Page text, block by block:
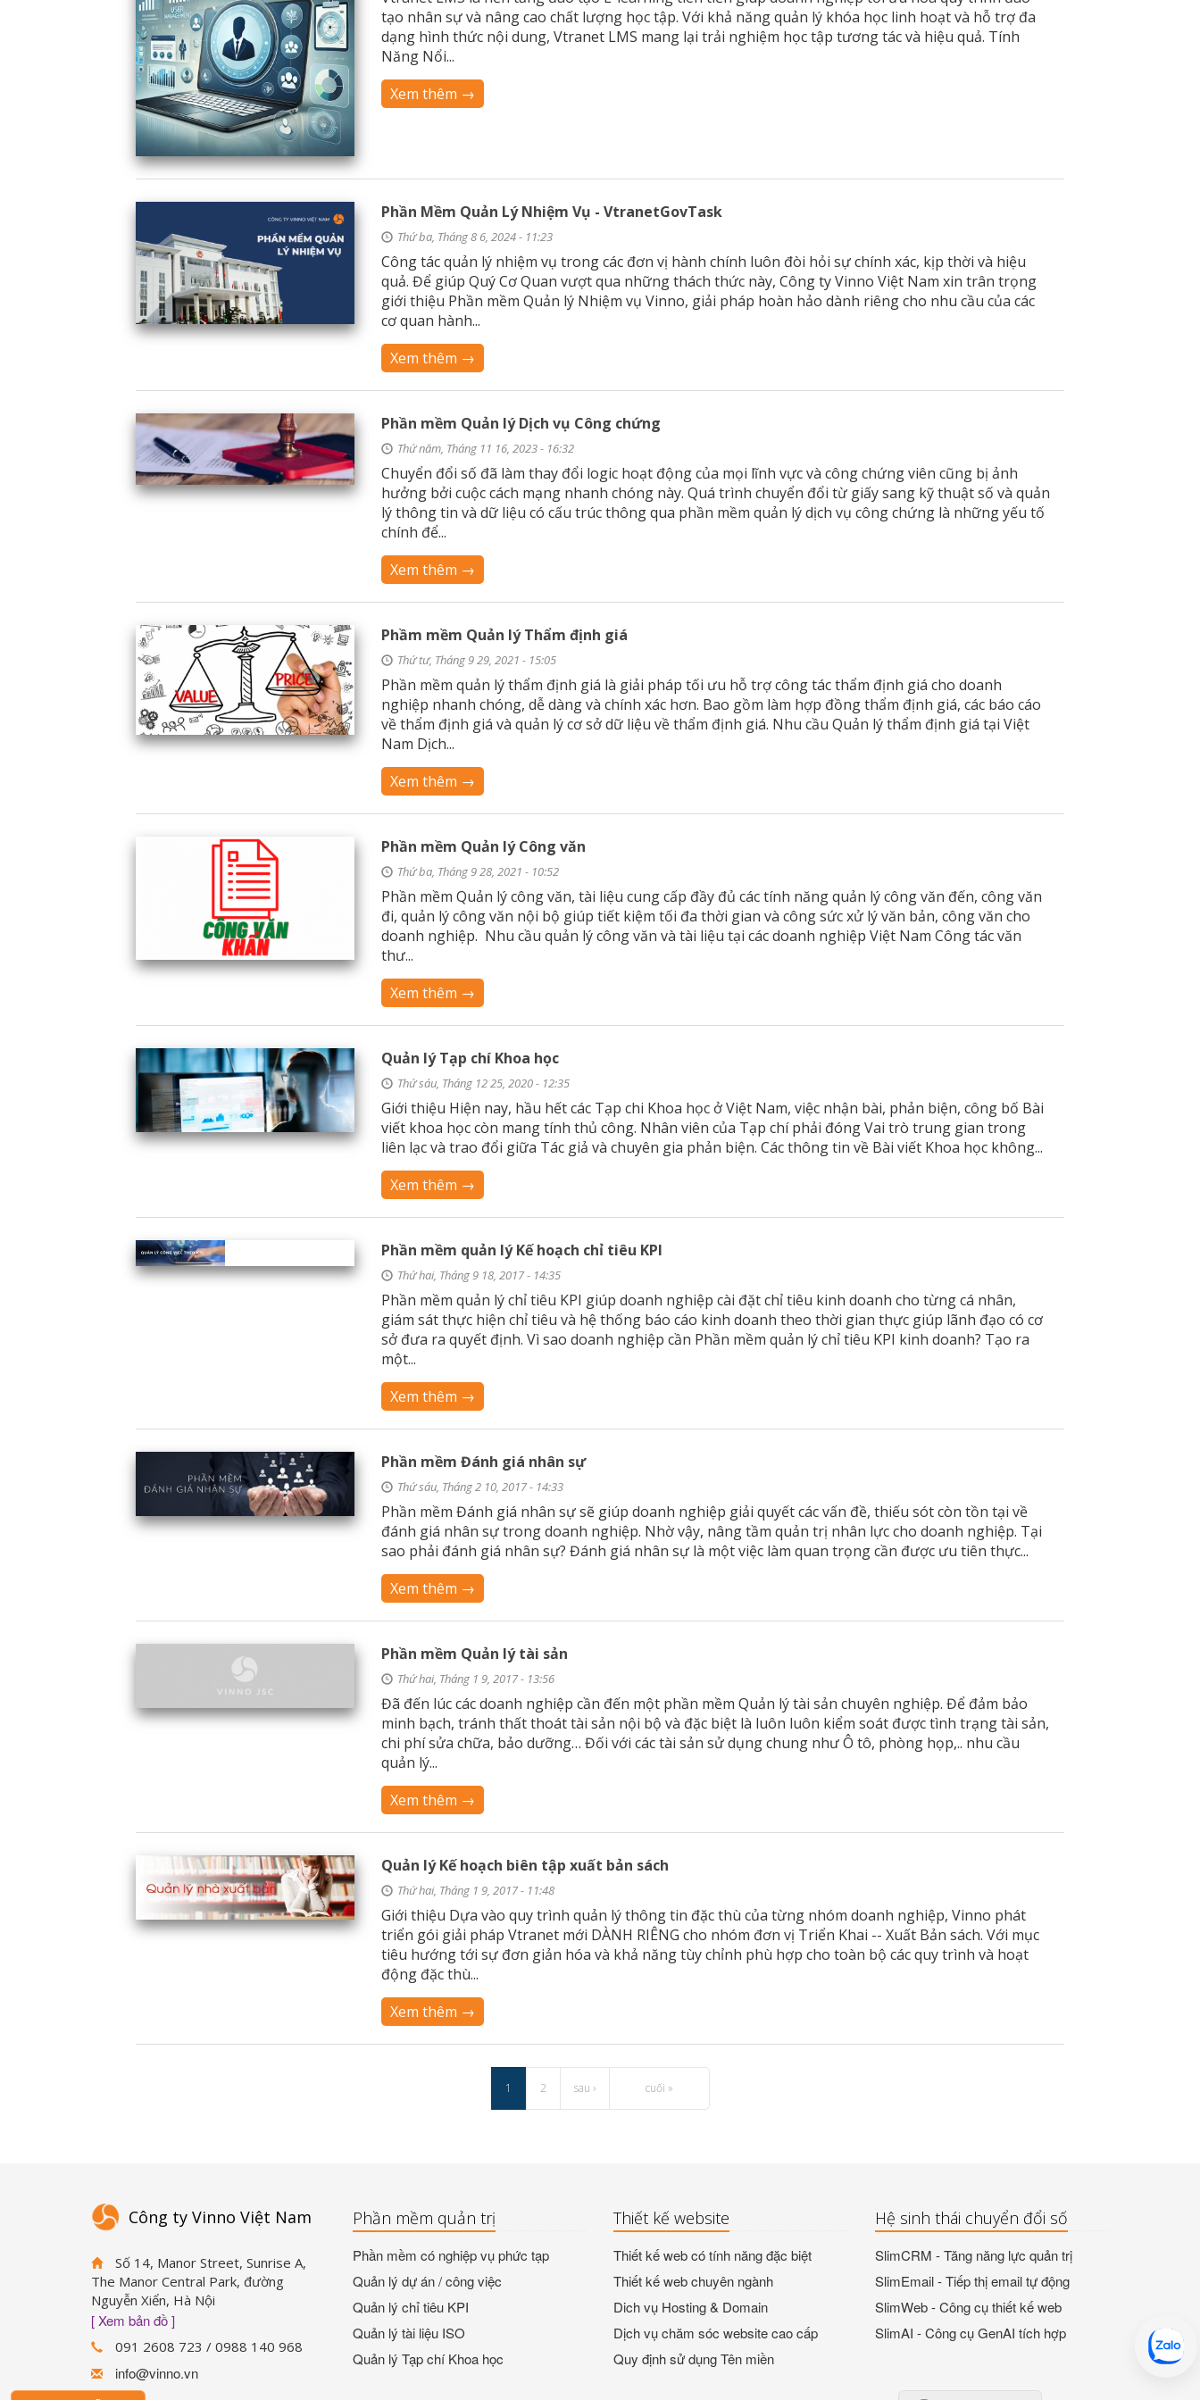
tạo nhân sự và nâng cao chất lượng học tập. Với khả năng quản lý khóa học linh hoạt và hỗ trợ đa
dạng hình thức nội dung, Vtranet LMS mang lại trải nghiệm học tập tương tác và hiệu quả. Tính
Năng Nổi...
Xem thêm →
Phần Mềm Quản Lý Nhiệm Vụ - VtranetGovTask
Thứ ba, Tháng 8 6, 2024 - 11:23
Công tác quản lý nhiệm vụ trong các đơn vị hành chính luôn đòi hỏi sự chính xác, kịp thời và hiệu
quả. Để giúp Quý Cơ Quan vượt qua những thách thức này, Công ty Vinno Việt Nam xin trân trọng
giới thiệu Phần mềm Quản lý Nhiệm vụ Vinno, giải pháp hoàn hảo dành riêng cho nhu cầu của các
cơ quan hành...
Xem thêm →
Phần mềm Quản lý Dịch vụ Công chứng
Thứ năm, Tháng 11 16, 2023 - 16:32
Chuyển đổi số đã làm thay đổi logic hoạt động của mọi lĩnh vực và công chứng viên cũng bị ảnh
hưởng bởi cuộc cách mạng nhanh chóng này. Quá trình chuyển đổi từ giấy sang kỹ thuật số và quản
lý thông tin và dữ liệu có cấu trúc thông qua phần mềm quản lý dịch vụ công chứng là những yếu tố
chính để...
Xem thêm →
Phầm mềm Quản lý Thẩm định giá
Thứ tư, Tháng 9 29, 2021 - 15:05
Phần mềm quản lý thẩm định giá là giải pháp tối ưu hỗ trợ công tác thẩm định giá cho doanh
nghiệp nhanh chóng, dễ dàng và chính xác hơn. Bao gồm làm hợp đồng thẩm định giá, các báo cáo
về thẩm định giá và quản lý cơ sở dữ liệu về thẩm định giá. Nhu cầu Quản lý thẩm định giá tại Việt
Nam Dịch...
Xem thêm →
Phần mềm Quản lý Công văn
Thứ ba, Tháng 9 28, 2021 - 10:52
Phần mềm Quản lý công văn, tài liệu cung cấp đầy đủ các tính năng quản lý công văn đến, công văn
đi, quản lý công văn nội bộ giúp tiết kiệm tối đa thời gian và công sức xử lý văn bản, công văn cho
doanh nghiệp. Nhu cầu quản lý công văn và tài liệu tại các doanh nghiệp Việt Nam Công tác văn
thư...
Xem thêm →
Quản lý Tạp chí Khoa học
Thứ sáu, Tháng 12 25, 2020 - 12:35
Giới thiệu Hiện nay, hầu hết các Tạp chi Khoa học ở Việt Nam, việc nhận bài, phản biện, công bố Bài
viết khoa học còn mang tính thủ công. Nhân viên của Tạp chí phải đóng Vai trò trung gian trong
liên lạc và trao đổi giữa Tác giả và chuyên gia phản biện. Các thông tin về Bài viết Khoa học không...
Xem thêm →
Phần mềm quản lý Kế hoạch chỉ tiêu KPI
Thứ hai, Tháng 9 18, 2017 - 14:35
Phần mềm quản lý chỉ tiêu KPI giúp doanh nghiệp cài đặt chỉ tiêu kinh doanh cho từng cá nhân,
giám sát thực hiện chỉ tiêu và hệ thống báo cáo kinh doanh theo thời gian thực giúp lãnh đạo có cơ
sở đưa ra quyết định. Vì sao doanh nghiệp cần Phần mềm quản lý chỉ tiêu KPI kinh doanh? Tạo ra
một...
Xem thêm →
Phần mềm Đánh giá nhân sự
Thứ sáu, Tháng 2 10, 2017 - 14:33
Phần mềm Đánh giá nhân sự sẽ giúp doanh nghiệp giải quyết các vấn đề, thiếu sót còn tồn tại về
đánh giá nhân sự trong doanh nghiệp. Nhờ vậy, nâng tầm quản trị nhân lực cho doanh nghiệp. Tại
sao phải đánh giá nhân sự? Đánh giá nhân sự là một việc làm quan trọng cần được ưu tiên thực...
Xem thêm →
Phần mềm Quản lý tài sản
Thứ hai, Tháng 1 9, 2017 - 13:56
Đã đến lúc các doanh nghiệp cần đến một phần mềm Quản lý tài sản chuyên nghiệp. Để đảm bảo
minh bạch, tránh thất thoát tài sản nội bộ và đặc biệt là luôn luôn kiểm soát được tình trạng tài sản,
chi phí sửa chữa, bảo dưỡng… Đối với các tài sản sử dụng chung như Ô tô, phòng họp,.. nhu cầu
quản lý...
Xem thêm →
Quản lý Kế hoạch biên tập xuất bản sách
Thứ hai, Tháng 1 9, 2017 - 11:48
Giới thiệu Dựa vào quy trình quản lý thông tin đặc thù của từng nhóm doanh nghiệp, Vinno phát
triển gói giải pháp Vtranet mới DÀNH RIÊNG cho nhóm đơn vị Triển Khai -- Xuất Bản sách. Với mục
tiêu hướng tới sự đơn giản hóa và khả năng tùy chỉnh phù hợp cho toàn bộ các quy trình và hoạt
động đặc thù...
Xem thêm →
1 2 sau › cuối »
Công ty Vinno Việt Nam
Số 14, Manor Street, Sunrise A,
The Manor Central Park, đường
Nguyễn Xiển, Hà Nội
[ Xem bản đồ ]
091 2608 723 / 0988 140 968
info@vinno.vn
Phần mềm quản trị
Phần mềm có nghiệp vụ phức tạp
Quản lý dự án / công việc
Quản lý chỉ tiêu KPI
Quản lý tài liệu ISO
Quản lý Tạp chí Khoa học
Thiết kế website
Thiết kế web có tính năng đặc biệt
Thiết kế web chuyên ngành
Dich vụ Hosting & Domain
Dịch vụ chăm sóc website cao cấp
Quy định sử dụng Tên miền
Hệ sinh thái chuyển đổi số
SlimCRM - Tăng năng lực quản trị
SlimEmail - Tiếp thị email tự động
SlimWeb - Công cụ thiết kế web
SlimAI - Công cụ GenAI tích hợp